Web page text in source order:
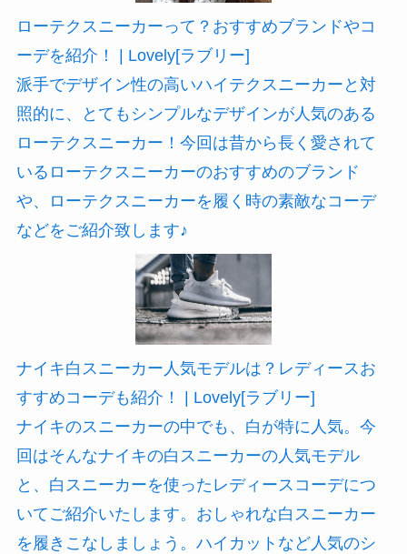
ローテクスニーカーって？おすすめブランドやコ
ーデを紹介！ | Lovely[ラブリー]
派手でデザイン性の高いハイテクスニーカーと対
照的に、とてもシンプルなデザインが人気のある
ローテクスニーカー！今回は昔から長く愛されて
いるローテクスニーカーのおすすめのブランド
や、ローテクスニーカーを履く時の素敵なコーデ
などをご紹介致します♪
ナイキ白スニーカー人気モデルは？レディースお
すすめコーデも紹介！ | Lovely[ラブリー]
ナイキのスニーカーの中でも、白が特に人気。今
回はそんなナイキの白スニーカーの人気モデル
と、白スニーカーを使ったレディースコーデにつ
いてご紹介いたします。おしゃれな白スニーカー
を履きこなしましょう。ハイカットなど人気のシ